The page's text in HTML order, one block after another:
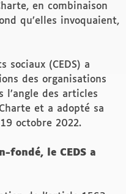
en combinaison
qu’elles invoquaient,
sociaux (CEDS) a
des organisations
l’angle des articles
et a adopté sa
octobre 2022.
fondé, le CEDS a